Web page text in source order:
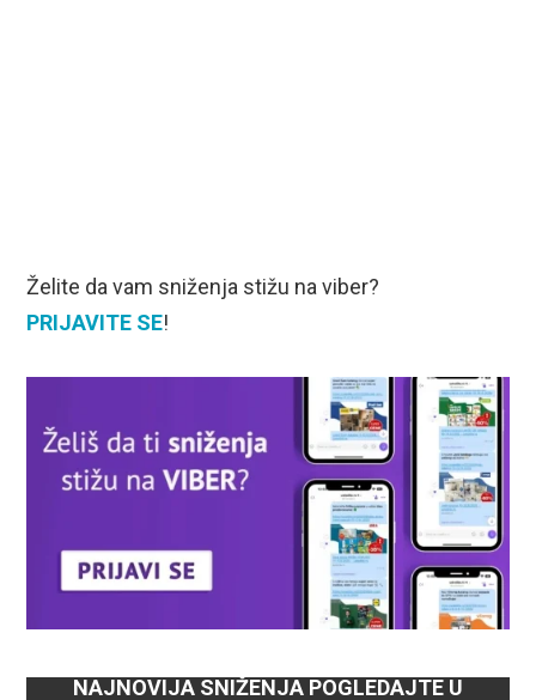
Želite da vam sniženja stižu na viber?
PRIJAVITE SE!
NAJNOVIJA SNIŽENJA POGLEDAJTE U